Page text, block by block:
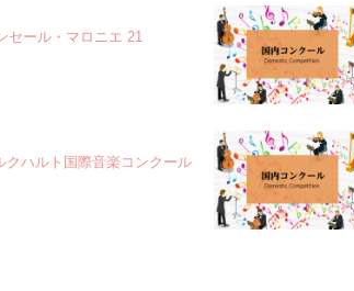
セール・マロニエ 21
クハルト国際音楽コンクール